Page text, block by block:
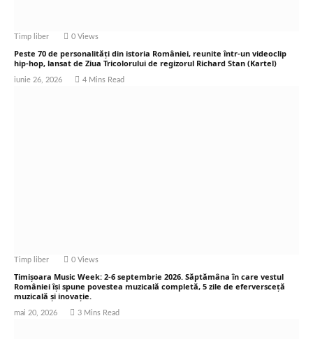
Timp liber 0 Views
Peste 70 de personalități din istoria României, reunite într-un videoclip
hip-hop, lansat de Ziua Tricolorului de regizorul Richard Stan (Kartel)
iunie 26, 2026 4 Mins Read
Timp liber 0 Views
Timișoara Music Week: 2-6 septembrie 2026. Săptămâna în care vestul
României își spune povestea muzicală completă, 5 zile de eferversceță
muzicală și inovație.
mai 20, 2026 3 Mins Read